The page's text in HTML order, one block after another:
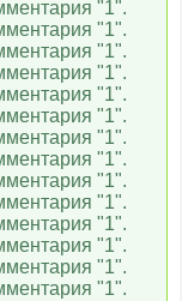
"1".
"1".
"1".
"1".
"1".
"1".
"1".
"1".
"1".
"1".
"1".
"1".
"1".
"1".